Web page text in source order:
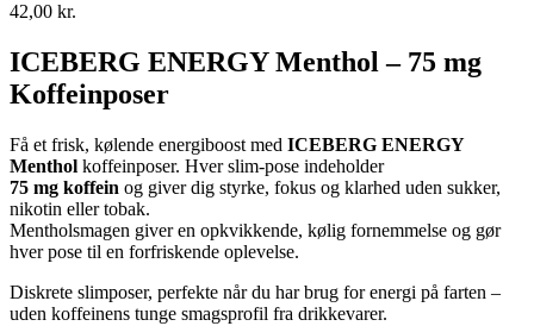
42,00 kr.
ICEBERG ENERGY Menthol – 75 mg
Koffeinposer
Få et frisk, kølende energiboost med ICEBERG ENERGY
Menthol koffeinposer. Hver slim-pose indeholder
75 mg koffein og giver dig styrke, fokus og klarhed uden sukker,
nikotin eller tobak.
Mentholsmagen giver en opkvikkende, kølig fornemmelse og gør
hver pose til en forfriskende oplevelse.
Diskrete slimposer, perfekte når du har brug for energi på farten –
uden koffeinens tunge smagsprofil fra drikkevarer.